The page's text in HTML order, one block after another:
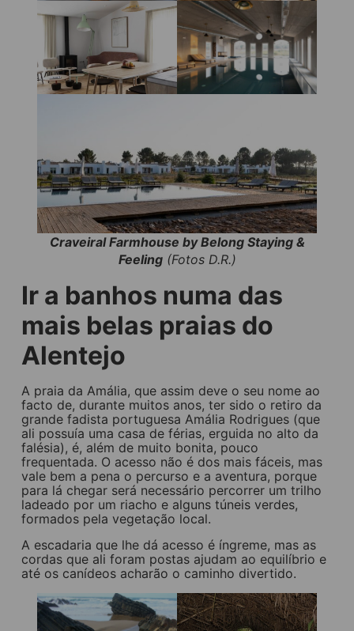
Craveiral Farmhouse by Belong Staying &
Feeling(Fotos D.R.)
Ir a banhos numa das
mais belas praias do
Alentejo
A praia da Amália, que assim deve o seu nome ao
facto de, durante muitos anos, ter sido o retiro da
grande fadista portuguesa Amália Rodrigues (que
ali possuía uma casa de férias, erguida no alto da
falésia), é, além de muito bonita, pouco
frequentada. O acesso não é dos mais fáceis, mas
vale bem a pena o percurso e a aventura, porque
para lá chegar será necessário percorrer um trilho
ladeado por um riacho e alguns túneis verdes,
formados pela vegetação local.
A escadaria que lhe dá acesso é íngreme, mas as
cordas que ali foram postas ajudam ao equilíbrio e
até os canídeos acharão o caminho divertido.